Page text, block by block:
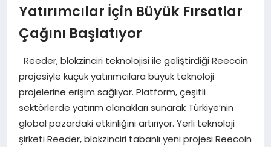
GÜNDEM
SPOR
EKONOMI
MAGAZIN
Yatırımcılar İçin Büyük Fırsatlar
Çağını Başlatıyor
Reeder, blokzinciri teknolojisi ile geliştirdiği Reecoin
projesiyle küçük yatırımcılara büyük teknoloji
projelerine erişim sağlıyor. Platform, çeşitli
sektörlerde yatırım olanakları sunarak Türkiye’nin
global pazardaki etkinliğini artırıyor. Yerli teknoloji
şirketi Reeder, blokzinciri tabanlı yeni projesi Reecoin